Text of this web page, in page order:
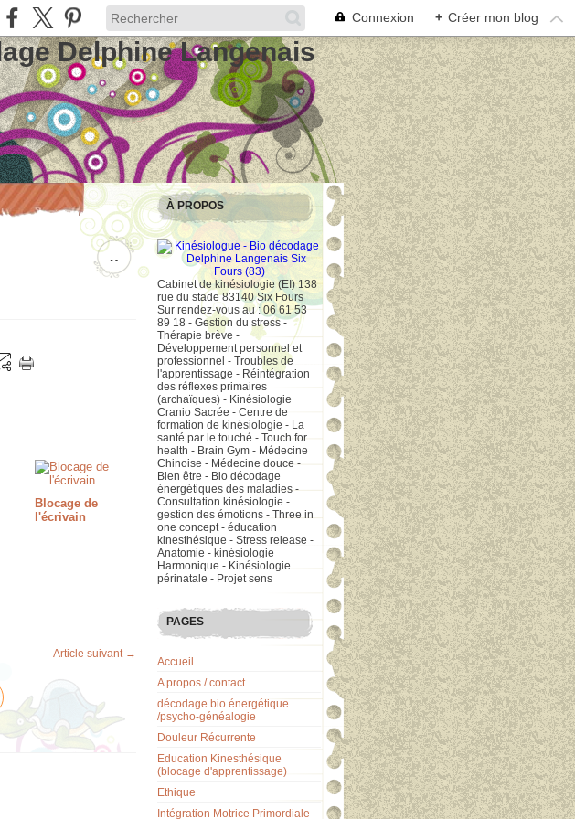
Connexion + Créer mon blog
Delphine Langenais
…
Blocage de
l'écrivain
Article suivant →
À PROPOS
Cabinet de kinésiologie (EI) 138
rue du stade 83140 Six Fours
Sur rendez-vous au : 06 61 53
89 18 - Gestion du stress -
Thérapie brève -
Développement personnel et
professionnel - Troubles de
l'apprentissage - Réintégration
des réflexes primaires
(archaïques) - Kinésiologie
Cranio Sacrée - Centre de
formation de kinésiologie - La
santé par le touché - Touch for
health - Brain Gym - Médecine
Chinoise - Médecine douce -
Bien être - Bio décodage
énergétiques des maladies -
Consultation kinésiologie -
gestion des émotions - Three in
one concept - éducation
kinesthésique - Stress release -
Anatomie - kinésiologie
Harmonique - Kinésiologie
périnatale - Projet sens
PAGES
Accueil
A propos / contact
décodage bio énergétique
/psycho-généalogie
Douleur Récurrente
Education Kinesthésique
(blocage d'apprentissage)
Ethique
Intégration Motrice Primordiale